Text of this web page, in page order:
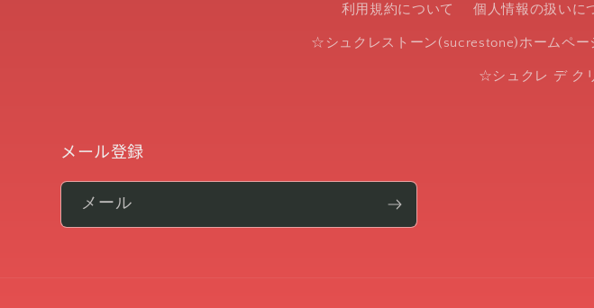
利用規約について 個人情報の扱いに
☆シュクレストーン(sucrestone)ホームペー
☆シュクレ デ ク
メール登録
メール